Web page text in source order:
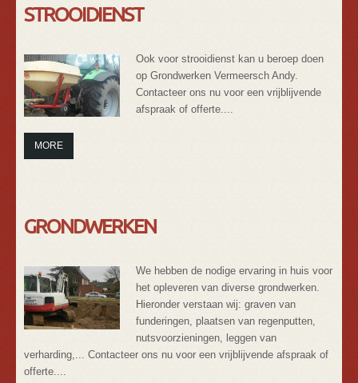
STROOIDIENST
Ook voor strooidienst kan u beroep doen
op Grondwerken Vermeersch Andy.
Contacteer ons nu voor een vrijblijvende
afspraak of offerte....
MORE
GRONDWERKEN
We hebben de nodige ervaring in huis voor
het opleveren van diverse grondwerken.
Hieronder verstaan wij: graven van
funderingen, plaatsen van regenputten,
nutsvoorzieningen, leggen van
verharding,... Contacteer ons nu voor een vrijblijvende afspraak of
offerte....